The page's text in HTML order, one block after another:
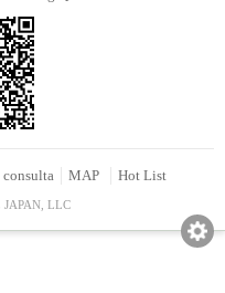
consulta MAP Hot List
LLC